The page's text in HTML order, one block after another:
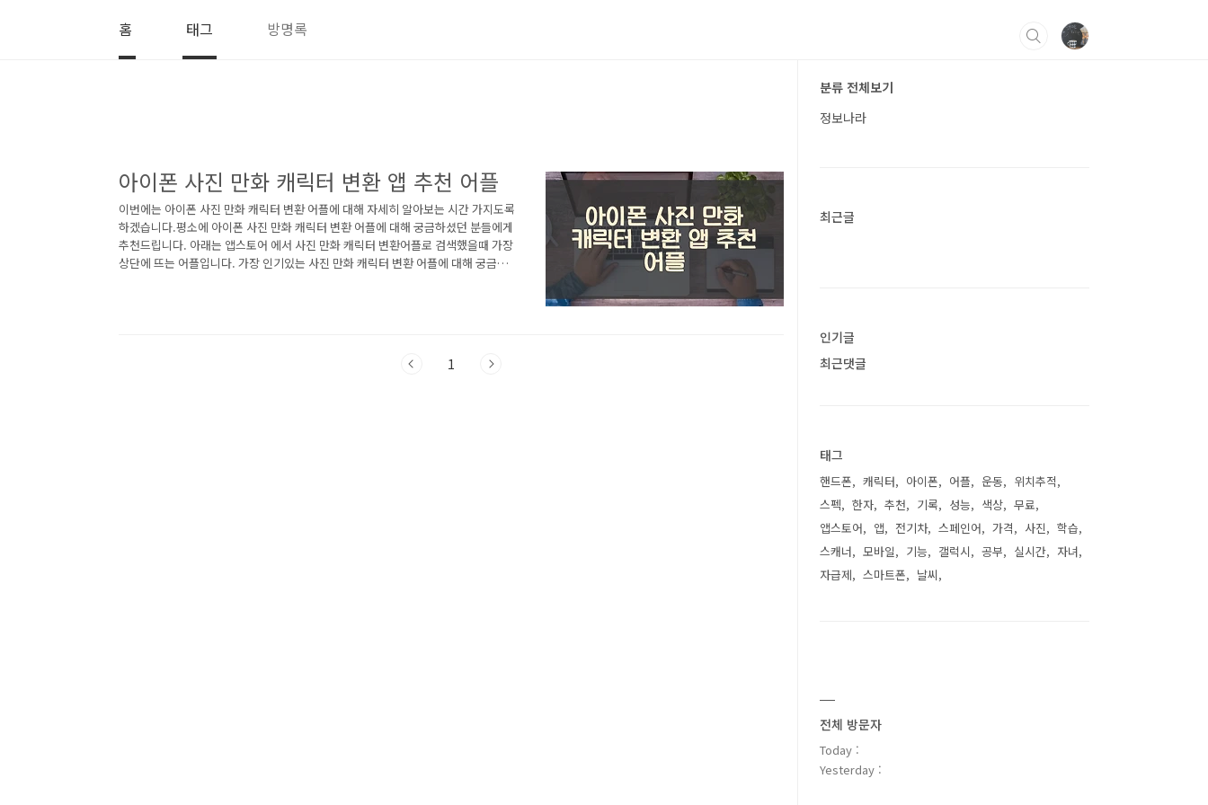
홈 태그 방명록
아이폰 사진 만화 캐릭터 변환 앱 추천 어플
이번에는 아이폰 사진 만화 캐릭터 변환 어플에 대해 자세히 알아보는 시간 가지도록
하겠습니다.평소에 아이폰 사진 만화 캐릭터 변환 어플에 대해 궁금하셨던 분들에게
추천드립니다. 아래는 앱스토어 에서 사진 만화 캐릭터 변환어플로 검색했을때 가장
상단에 뜨는 어플입니다. 가장 인기있는 사진 만화 캐릭터 변환 어플에 대해 궁금하시
1
분류 전체보기
정보나라
최근글
인기글
최근댓글
태그
핸드폰 캐릭터 아이폰 어플 운동
위치추적
스펙
한자 추천 기록 성능 색상
무료
앱스토어
앱 전기차 스페인어 가격 사진
학습
스캐너
모바일 기능 갤럭시 공부 실시간
자녀
자급제
스마트폰 날씨
전체 방문자
Today :
Yesterday :